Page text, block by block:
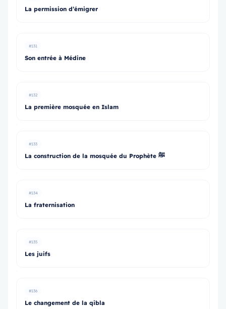
La permission d’émigrer
#131
Son entrée à Médine
#132
La première mosquée en Islam
#133
La construction de la mosquée du Prophète ﷺ
#134
La fraternisation
#135
Les juifs
#136
Le changement de la qibla